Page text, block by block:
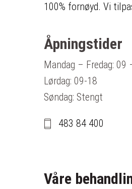
100% fornøyd. Vi
Åpningstider
Mandag – Fredag: 09
Lørdag: 09-18
Søndag: Stengt
483 84 400
Våre